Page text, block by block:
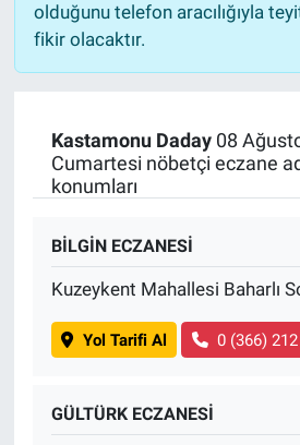
olduğunu telefon aracılığıyla
fikir olacaktır.
Kastamonu Daday08
Cumartesi nöbetçi eczane
konumları
BİLGİN ECZANESİ
Kuzeykent Mahallesi Baharlı
Yol Tarifi Al 0 (366)
GÜLTÜRK ECZANESİ
TEKNOLOJİ